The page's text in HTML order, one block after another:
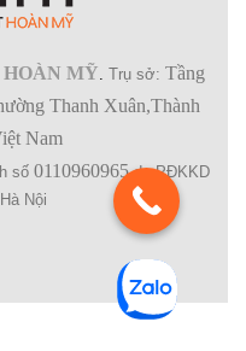
MỸ. Trụ sở: Tầng
Thanh Xuân,Thành
Nam
số 0110960965do PĐKKD
Nội